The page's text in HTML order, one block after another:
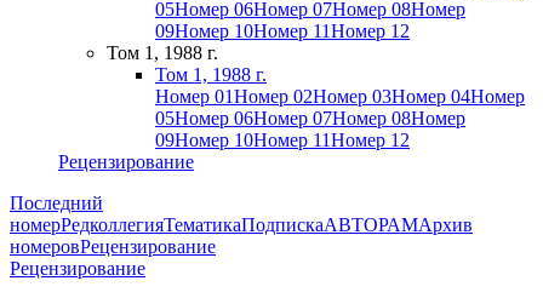
05Номер 06Номер 07Номер 08Номер
09Номер 10Номер 11Номер 12
Том 1, 1988 г.
Том 1, 1988 г.
Номер 01Номер 02Номер 03Номер 04Номер
05Номер 06Номер 07Номер 08Номер
09Номер 10Номер 11Номер 12
Рецензирование
Последний
номерРедколлегияТематикаПодпискаАВТОРАМАрхив
номеровРецензирование
Рецензирование